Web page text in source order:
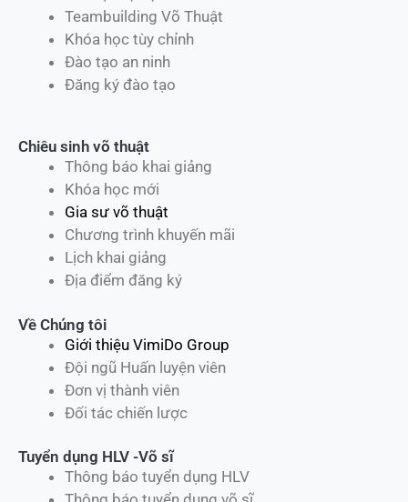
Teambuilding Võ Thuật
Khóa học tùy chỉnh
Đào tạo an ninh
Đăng ký đào tạo
Chiêu sinh võ thuật
Thông báo khai giảng
Khóa học mới
Gia sư võ thuật
Chương trình khuyến mãi
Lịch khai giảng
Địa điểm đăng ký
Về Chúng tôi
Giới thiệu VimiDo Group
Đội ngũ Huấn luyện viên
Đơn vị thành viên
Đối tác chiến lược
Tuyển dụng HLV -Võ sĩ
Thông báo tuyển dụng HLV